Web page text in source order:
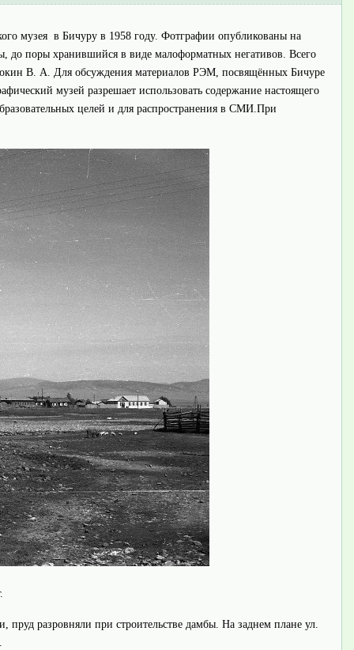
музея в Бичуру в 1958 году. Фотграфии опубликованы на
до поры хранившийся в виде малоформатных негативов. Всего
В. А. Для обсуждения материалов РЭМ, посвящённых Бичуре
музей разрешает использовать содержание настоящего
целей и для распространения в СМИ.При
пруд разровняли при строительстве дамбы. На заднем плане ул.